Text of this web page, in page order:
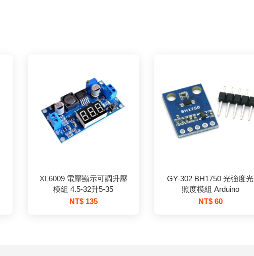
XL6009 電壓顯示可調升壓
模組 4.5-32升5-35
NT$ 135
GY-302 BH1750 光強度光
照度模組 Arduino
NT$ 60